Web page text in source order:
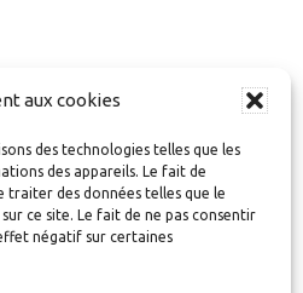
aux cookies
des technologies telles que les
des appareils. Le fait de
des données telles que le
ce site. Le fait de ne pas consentir
négatif sur certaines